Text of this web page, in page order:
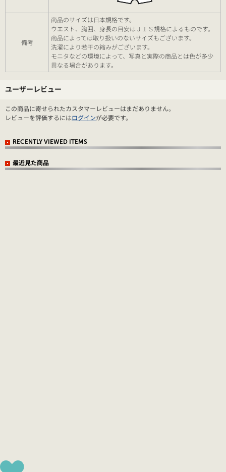
備考
商品のサイズは日本規格です。
ウエスト、胸囲、身長の目安はＪＩＳ規格によるものです。
商品によっては取り扱いのないサイズもございます。
洗濯により若干の縮みがございます。
モニタなどの環境によって、写真と実際の商品とは色が多少
異なる場合があります。
ユーザーレビュー
この商品に寄せられたカスタマーレビューはまだありません。
レビューを評価するにはログインが必要です。
RECENTLY VIEWED ITEMS
最近見た商品